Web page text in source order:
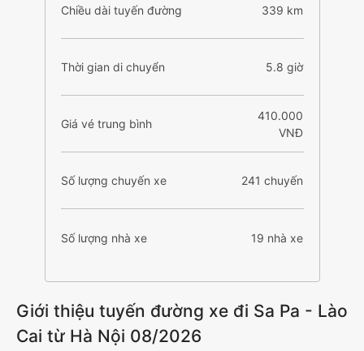
Chiều dài tuyến đường 339 km
Thời gian di chuyển 5.8 giờ
Giá vé trung bình
410.000
VNĐ
Số lượng chuyến xe 241 chuyến
Số lượng nhà xe 19 nhà xe
Giới thiệu tuyến đường xe đi Sa Pa - Lào
Cai từ Hà Nội 08/2026